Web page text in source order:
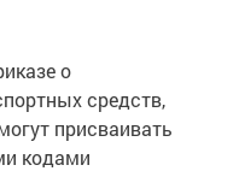
о
средств,
присваивать
кодами